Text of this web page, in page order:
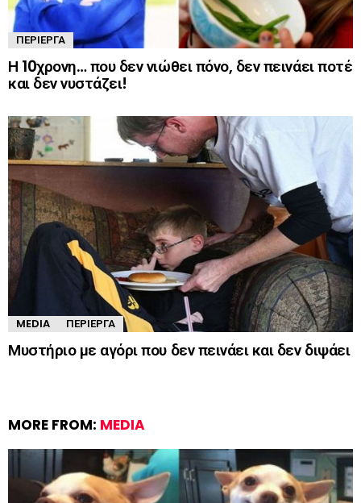
ΠΕΡΊΕΡΓΑ
Η 10χρονη… που δεν νιώθει πόνο, δεν πεινάει ποτέ
και δεν νυστάζει!
MEDIA ΠΕΡΊΕΡΓΑ
Μυστήριο με αγόρι που δεν πεινάει και δεν διψάει
MORE FROM: MEDIA